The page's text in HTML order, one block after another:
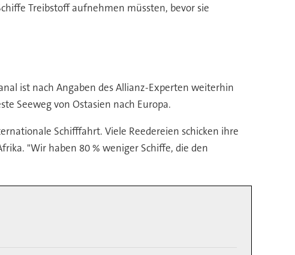
Treibstoff aufnehmen müssten, bevor sie
ist nach Angaben des Allianz-Experten weiterhin
Seeweg von Ostasien nach Europa.
Schifffahrt. Viele Reedereien schicken ihre
"Wir haben 80 % weniger Schiffe, die den